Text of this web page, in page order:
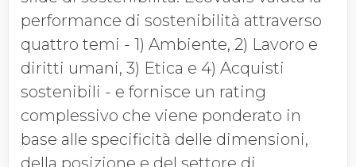
performance di sostenibilità attraverso
quattro temi - 1) Ambiente, 2) Lavoro e
diritti umani, 3) Etica e 4) Acquisti
sostenibili - e fornisce un rating
complessivo che viene ponderato in
base alle specificità delle dimensioni,
della posizione e del settore di